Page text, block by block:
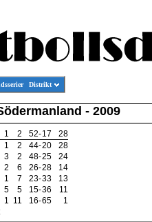
Distrikt
- 2009
1 2 52-17
28
1 2 44-20
28
3 2 48-25
24
2 6 26-28
14
1 7 23-33
13
5 5 15-36
11
1 11 16-65
1